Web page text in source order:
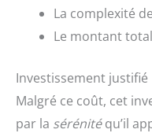
La complexité
Le montant
Investissement justifié
Malgré ce coût, cet
par la sérénitéqu’il